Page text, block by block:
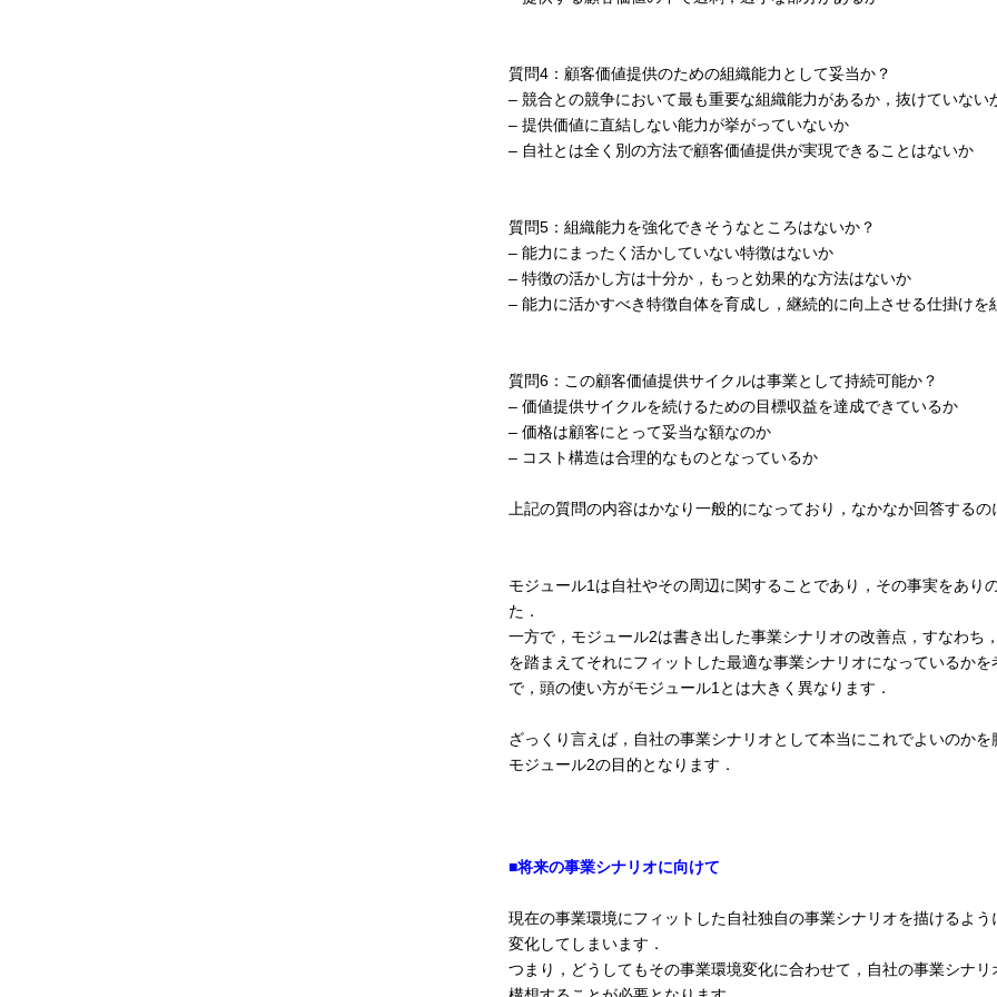
質問4：顧客価値提供のための組織能力として妥当か？
– 競合との競争において最も重要な組織能力があるか，抜けていない
– 提供価値に直結しない能力が挙がっていないか
– 自社とは全く別の方法で顧客価値提供が実現できることはないか
質問5：組織能力を強化できそうなところはないか？
– 能力にまったく活かしていない特徴はないか
– 特徴の活かし方は十分か，もっと効果的な方法はないか
– 能力に活かすべき特徴自体を育成し，継続的に向上させる仕掛けを
質問6：この顧客価値提供サイクルは事業として持続可能か？
– 価値提供サイクルを続けるための目標収益を達成できているか
– 価格は顧客にとって妥当な額なのか
– コスト構造は合理的なものとなっているか
上記の質問の内容はかなり一般的になっており，なかなか回答するの
モジュール1は自社やその周辺に関することであり，その事実をあり
た．
一方で，モジュール2は書き出した事業シナリオの改善点，すなわち
を踏まえてそれにフィットした最適な事業シナリオになっているか
で，頭の使い方がモジュール1とは大きく異なります．
ざっくり言えば，自社の事業シナリオとして本当にこれでよいのか
モジュール2の目的となります．
■将来の事業シナリオに向けて
現在の事業環境にフィットした自社独自の事業シナリオを描けるよ
変化してしまいます．
つまり，どうしてもその事業環境変化に合わせて，自社の事業シナ